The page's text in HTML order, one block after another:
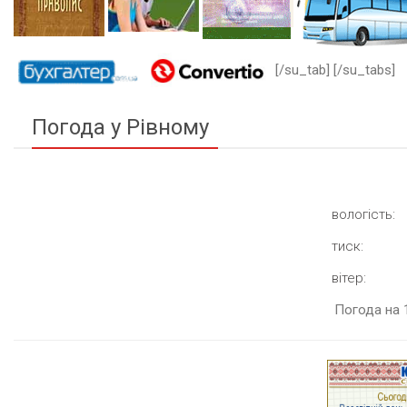
[/su_tab] [/su_tabs]
Погода у Рівному
вологість:
тиск:
вітер:
Погода на